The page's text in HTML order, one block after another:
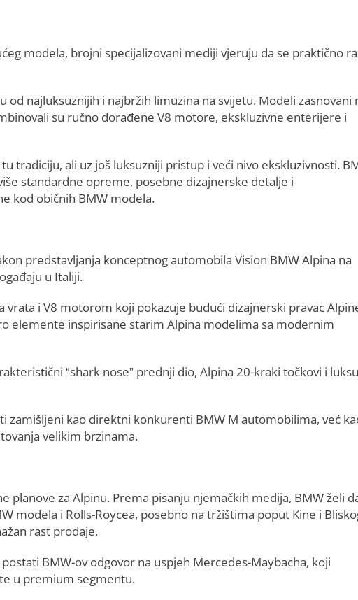
modela, brojni specijalizovani mediji vjeruju da se praktično
od najluksuznijih i najbržih limuzina na svijetu. Modeli zasnovani
su ručno dorađene V8 motore, ekskluzivne enterijere i
tradiciju, ali uz još luksuzniji pristup i veći nivo ekskluzivnosti.
standardne opreme, posebne dizajnerske detalje i
kod običnih BMW modela.
predstavljanja konceptnog automobila Vision BMW Alpina na
u Italiji.
vrata i V8 motorom koji pokazuje budući dizajnerski pravac
elemente inspirisane starim Alpina modelima sa modernim
“shark nose” prednji dio, Alpina 20-kraki točkovi i
zamišljeni kao direktni konkurenti BMW M automobilima, već
velikim brzinama.
planove za Alpinu. Prema pisanju njemačkih medija, BMW želi
modela i Rolls-Roycea, posebno na tržištima poput Kine i
rast prodaje.
BMW-ov odgovor na uspjeh Mercedes-Maybacha, koji
u premium segmentu.